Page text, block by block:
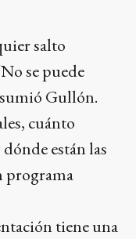
salto
se puede
Gullón.
cuánto
están las
programa
tiene una